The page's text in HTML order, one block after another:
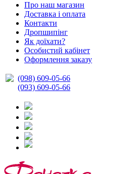
Про наш магазин
Доставка і оплата
Контакти
Дропшипінг
Як доїхати?
Особистий кабінет
Оформлення заказу
(098) 609-05-66
(093) 609-05-66